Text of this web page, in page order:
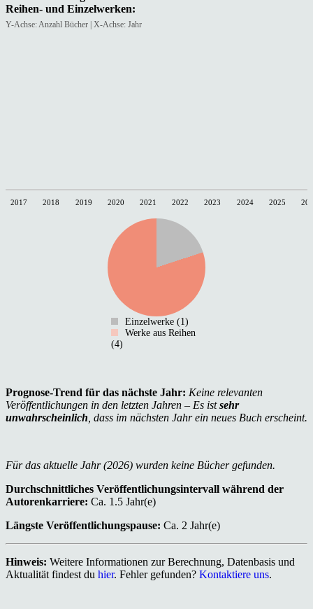
Reihen- und Einzelwerken:
Y-Achse: Anzahl Bücher | X-Achse: Jahr
2017 2018 2019 2020 2021 2022 2023 2024 2025
Einzelwerke (1)
Werke aus Reihen
(4)
Prognose-Trend für das nächste Jahr: Keine relevanten
Veröffentlichungen in den letzten Jahren – Es istsehr
unwahrscheinlich , dass im nächsten Jahr ein neues Buch erscheint.
Für das aktuelle Jahr (2026) wurden keine Bücher gefunden.
Durchschnittliches Veröffentlichungsintervall während der
Autorenkarriere: Ca. 1.5 Jahr(e)
Längste Veröffentlichungspause: Ca. 2 Jahr(e)
Hinweis: Weitere Informationen zur Berechnung, Datenbasis und
Aktualität findest du hier. Fehler gefunden? Kontaktiere uns.